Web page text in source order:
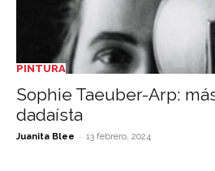
PINTURA
Sophie Taeuber-Arp:
dadaísta
Juanita Blee - 13 febrero, 2024